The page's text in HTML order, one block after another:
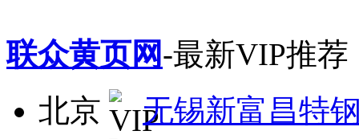
联众黄页网-最新VIP推荐
北京
无锡新富昌特